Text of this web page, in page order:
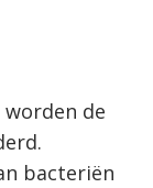
de
bacteriën